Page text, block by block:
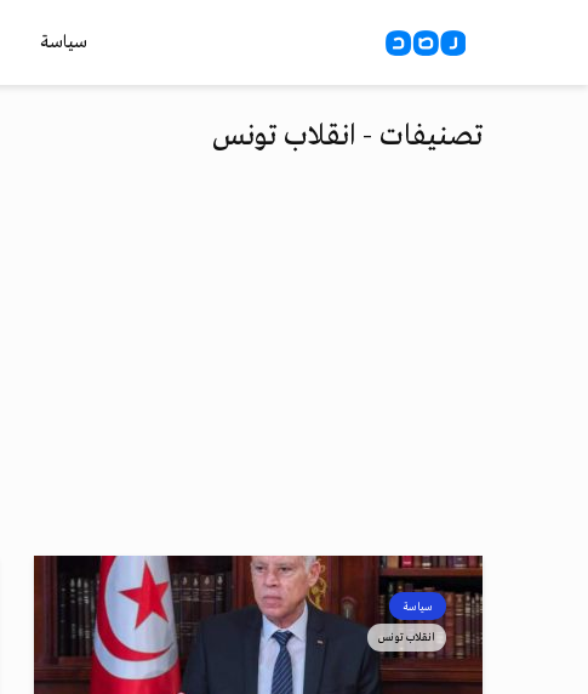
سياسة
تصنيفات - انقلاب تونس
سياسة
انقلاب تونس